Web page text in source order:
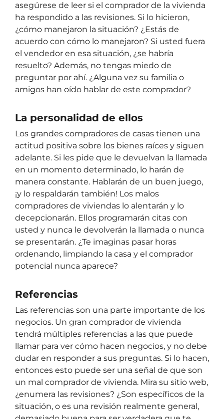
asegúrese de leer si el comprador de la vivienda
ha respondido a las revisiones. Si lo hicieron,
¿cómo manejaron la situación? ¿Estás de
acuerdo con cómo lo manejaron? Si usted fuera
el vendedor en esa situación, ¿se habría
resuelto? Además, no tengas miedo de
preguntar por ahí. ¿Alguna vez su familia o
amigos han oído hablar de este comprador?
La personalidad de ellos
Los grandes compradores de casas tienen una
actitud positiva sobre los bienes raíces y siguen
adelante. Si les pide que le devuelvan la llamada
en un momento determinado, lo harán de
manera constante. Hablarán de un buen juego,
¡y lo respaldarán también! Los malos
compradores de viviendas lo alentarán y lo
decepcionarán. Ellos programarán citas con
usted y nunca le devolverán la llamada o nunca
se presentarán. ¿Te imaginas pasar horas
ordenando, limpiando la casa y el comprador
potencial nunca aparece?
Referencias
Las referencias son una parte importante de los
negocios. Un gran comprador de vivienda
tendrá múltiples referencias a las que puede
llamar para ver cómo hacen negocios, y no debe
dudar en responder a sus preguntas. Si lo hacen,
entonces esto puede ser una señal de que son
un mal comprador de vivienda. Mira su sitio web,
¿enumera las revisiones? ¿Son específicos de la
situación, o es una revisión realmente general,